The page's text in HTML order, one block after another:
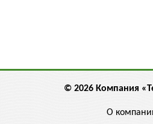
© 2026 Компания
О